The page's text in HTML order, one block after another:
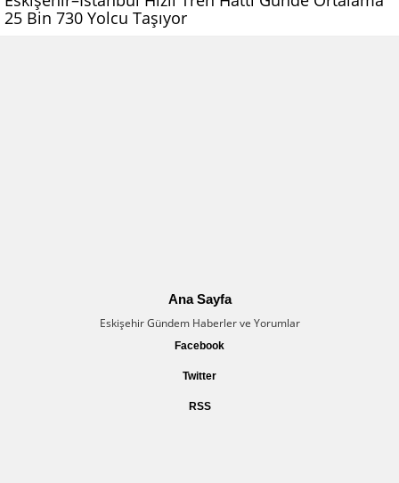
25 Bin 730 Yolcu Taşıyor
Ana Sayfa
Eskişehir Gündem Haberler ve Yorumlar
Facebook
Twitter
RSS